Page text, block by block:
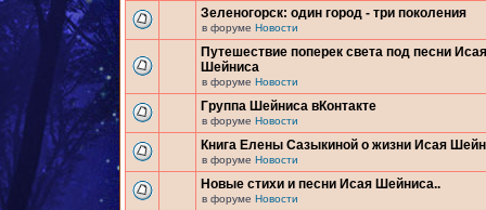
Зеленогорск: один город - три поколения
в форуме Новости
Путешествие поперек света под песни Исая
Шейниса
в форуме Новости
Группа Шейниса вКонтакте
в форуме Новости
Книга Елены Сазыкиной о жизни Исая
в форуме Новости
Новые стихи и песни Исая Шейниса..
в форуме Новости